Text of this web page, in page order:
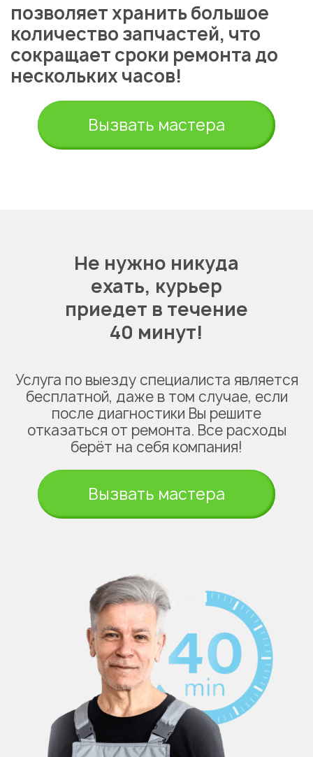
позволяет хранить большое
количество запчастей, что
сокращает сроки ремонта до
нескольких часов!
Вызвать мастера
Не нужно никуда
ехать, курьер
приедет в течение
40 минут!
Услуга по выезду специалиста является
бесплатной, даже в том случае, если
после диагностики Вы решите
отказаться от ремонта. Все расходы
берёт на себя компания!
Вызвать мастера